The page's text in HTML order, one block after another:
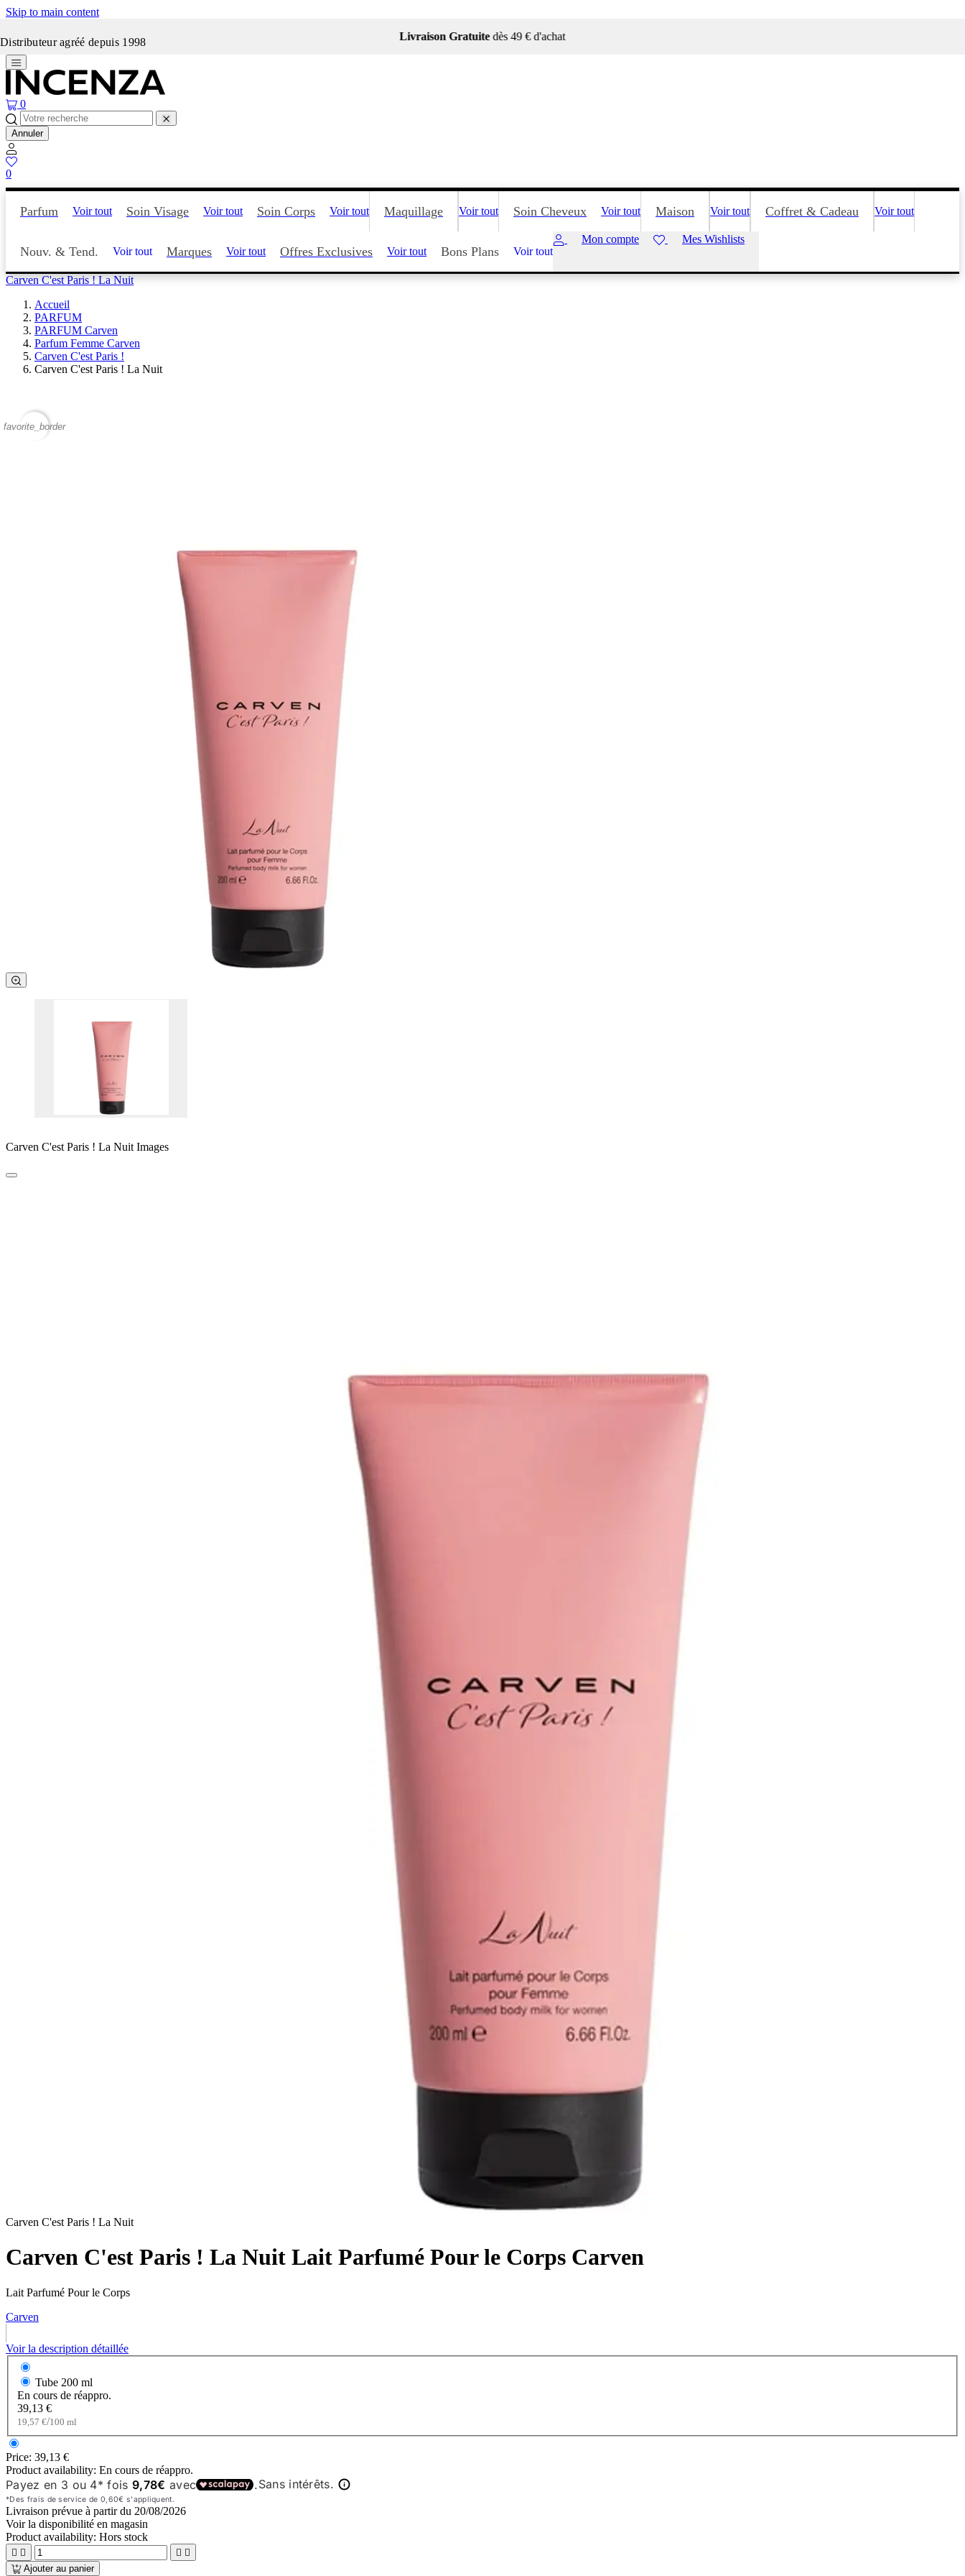
Skip to main content
Distributeur agréé depuis 1998Incenza fait peau neuve Livraison Gratuitedès 49 € d'achat
0
Annuler
0
Parfum Voir tout Soin Visage Voir tout Soin Corps Voir tout Maquillage Voir tout Soin Cheveux Voir tout Maison Voir tout Coffret & Cadeau Voir tout
Nouv. & Tend. Voir tout Marques Voir tout Offres Exclusives Voir tout Bons Plans Voir tout
Mon compte Mes Wishlists
Carven C'est Paris ! La Nuit
Accueil
PARFUM
PARFUM Carven
Parfum Femme Carven
Carven C'est Paris !
Carven C'est Paris ! La Nuit
favorite_border
Carven C'est Paris ! La Nuit Images
Carven C'est Paris ! La Nuit
Carven C'est Paris ! La Nuit Lait Parfumé Pour le Corps Carven
Lait Parfumé Pour le Corps
Carven
Voir la description détaillée
Tube 200 ml
En cours de réappro.
39,13 €
19,57 €/100 ml
Price: 39,13 €
Product availability: En cours de réappro.
Livraison prévue à partir du 20/08/2026
Voir la disponibilité en magasin
Product availability: Hors stock
   
Ajouter au panier